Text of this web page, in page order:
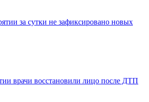
за сутки не зафиксировано новых
врачи восстановили лицо после ДТП